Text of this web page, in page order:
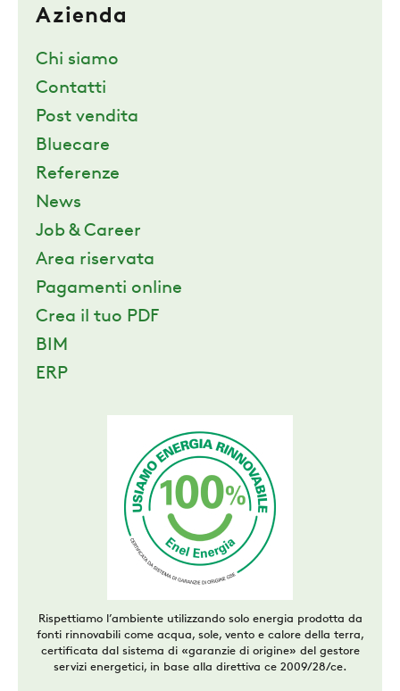
Azienda
Chi siamo
Contatti
Post vendita
Bluecare
Referenze
News
Job & Career
Area riservata
Pagamenti online
Crea il tuo PDF
BIM
ERP
Rispettiamo l’ambiente utilizzando solo energia prodotta da
fonti rinnovabili come acqua, sole, vento e calore della terra,
certificata dal sistema di «garanzie di origine» del gestore
servizi energetici, in base alla direttiva ce 2009/28/ce.